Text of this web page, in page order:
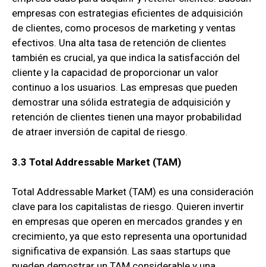
empresas con estrategias eficientes de adquisición
de clientes, como procesos de marketing y ventas
efectivos. Una alta tasa de retención de clientes
también es crucial, ya que indica la satisfacción del
cliente y la capacidad de proporcionar un valor
continuo a los usuarios. Las empresas que pueden
demostrar una sólida estrategia de adquisición y
retención de clientes tienen una mayor probabilidad
de atraer inversión de capital de riesgo.
3.3 Total Addressable Market (TAM)
Total Addressable Market (TAM) es una consideración
clave para los capitalistas de riesgo. Quieren invertir
en empresas que operen en mercados grandes y en
crecimiento, ya que esto representa una oportunidad
significativa de expansión. Las saas startups que